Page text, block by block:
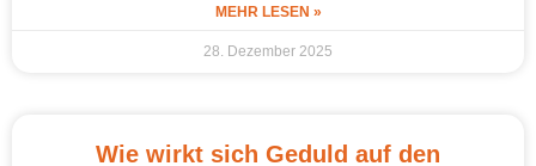
MEHR LESEN »
28. Dezember 2025
Wie wirkt sich Geduld auf den